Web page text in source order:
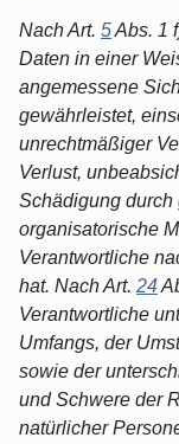
Nach Art. 5Abs. 1
Daten in einer
angemessene
gewährleistet,
unrechtmäßiger
Verlust,
Schädigung
organisatorische
Verantwortliche
hat. Nach Art. 24
Verantwortliche
Umfangs, der
sowie der
und Schwere der
natürlicher